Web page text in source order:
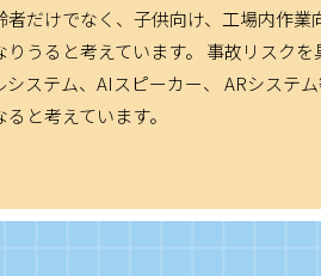
表 が2022年度人工知能学会 全国大会
いたします。
知能の産業利用におけるナレッジグ
タ（動画・ナレッジグラフ）を新た
だけでなく、子供向け、工場内作
うると考えています。 事故リスク
ステム、AIスピーカー、 ARシステ
と考えています。